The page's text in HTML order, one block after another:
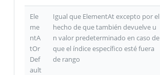
Ele
me
ntA
tOr
Def
ault
Igual que ElementAt excepto por el
hecho de que también devuelve u
n valor predeterminado en caso de
que el índice específico esté fuera
de rango